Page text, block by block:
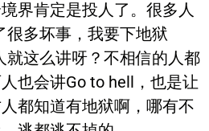
界肯定是投人了。很多人
很多坏事，我要下地狱
就这么讲呀？不相信的人都
也会讲Go to hell，也是让
都知道有地狱啊，哪有不